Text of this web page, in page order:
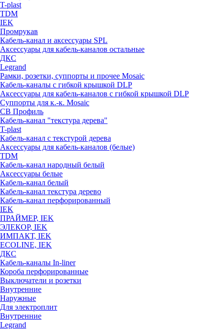
T-plast
TDM
IEK
Промрукав
Кабель-канал и аксессуары SPL
Аксессуары для кабель-каналов остальные
ДКС
Legrand
Рамки, розетки, суппорты и прочее Mosaic
Кабель-каналы с гибкой крышкой DLP
Аксессуары для кабель-каналов с гибкой крышкой DLP
Суппорты для к.-к. Mosaic
СВ Профиль
Кабель-канал "текстура дерева"
T-plast
Кабель-канал с текстурой дерева
Аксессуары для кабель-каналов (белые)
TDM
Кабель-канал народный белый
Аксессуары белые
Кабель-канал белый
Кабель-канал текстура дерево
Кабель-канал перфорированный
IEK
ПРАЙМЕР, IEK
ЭЛЕКОР, IEK
ИМПАКТ, IEK
ECOLINE, IEK
ДКС
Кабель-каналы In-liner
Короба перфорированные
Выключатели и розетки
Внутренние
Наружные
Для электроплит
Внутренние
Legrand